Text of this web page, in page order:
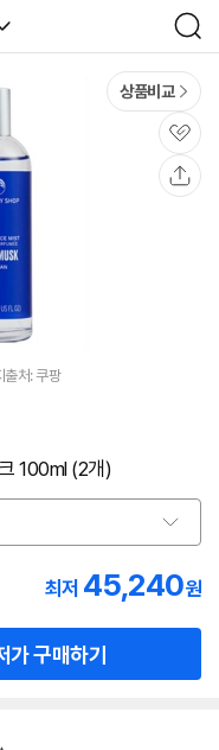
검
색
상품비교
관
심
출처: 쿠팡
100ml (2개)
최저 45,240원
가 구매하기